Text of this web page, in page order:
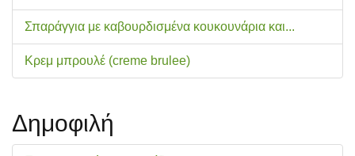
Σπαράγγια με καβουρδισμένα κουκουνάρια και...
Κρεμ μπρουλέ (creme brulee)
Δημοφιλή